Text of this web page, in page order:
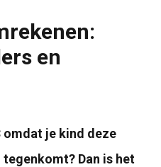
en
je kind deze
Dan is het